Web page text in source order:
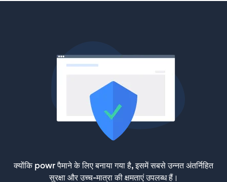
क्योंकि powr पैमाने के लिए बनाया गया है, इसमें सबसे उन्नत अंतर्निहित
सुरक्षा और उच्च-मात्रा की क्षमताएं उपलब्ध हैं।